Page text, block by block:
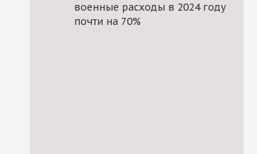
военные расходы в 2024 году
почти на 70%